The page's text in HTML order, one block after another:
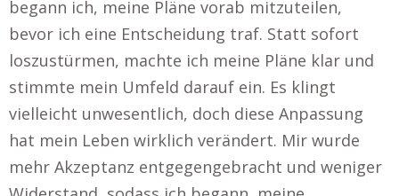
begann ich, meine Pläne vorab mitzuteilen,
bevor ich eine Entscheidung traf. Statt sofort
loszustürmen, machte ich meine Pläne klar und
stimmte mein Umfeld darauf ein. Es klingt
vielleicht unwesentlich, doch diese Anpassung
hat mein Leben wirklich verändert. Mir wurde
mehr Akzeptanz entgegengebracht und weniger